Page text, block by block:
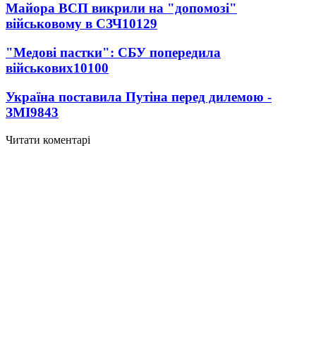
Майора ВСП викрили на "допомозі"
військовому в СЗЧ10129
"Медові пастки": СБУ попередила
військових10100
Україна поставила Путіна перед дилемою -
ЗМІ9843
Читати коментарі